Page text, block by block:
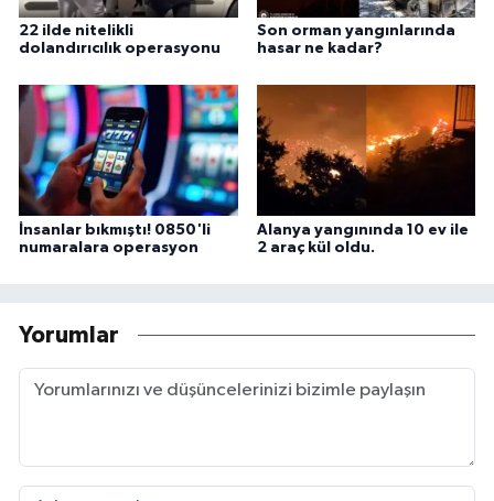
22 ilde nitelikli
dolandırıcılık operasyonu
Son orman yangınlarında
hasar ne kadar?
İnsanlar bıkmıştı! 0850'li
numaralara operasyon
Alanya yangınında 10 ev ile
2 araç kül oldu.
Yorumlar